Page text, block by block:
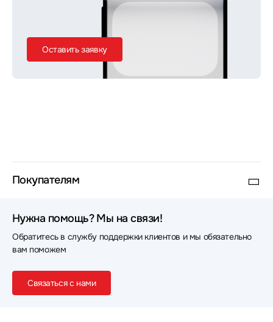
Оставить заявку
Покупателям
Нужна помощь? Мы на связи!
Обратитесь в службу поддержки клиентов и мы обязательно
вам поможем
Связаться с нами